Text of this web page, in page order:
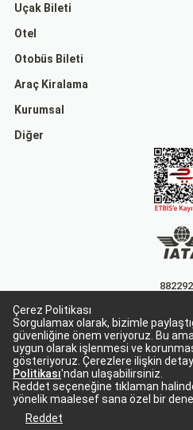
Çerez Politikası
Sorgulamax olarak, bizimle
güvenliğine önem veriyoruz. Bu
uygun olarak işlenmesi ve
gösteriyoruz. Çerezlere ilişkin
Politikası'ndan ulaşabilirsiniz.
Reddet seçeneğine tıklaman
yönelik maalesef sana özel bir
Reddet
Uçak Bileti
Otel
Otobüs Bileti
Araç Kiralama
Kurumsal
Diğer
15863
Sorgulamax Turizim,